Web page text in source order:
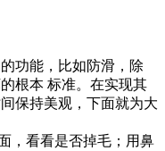
功能，比如防滑，除
根本 标准。在实现其
保持美观，下面就为大
，看看是否掉毛；用鼻